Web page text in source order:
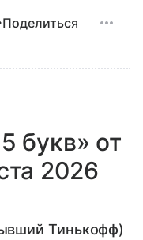
Поделиться
букв» от
2026
Тинькофф)